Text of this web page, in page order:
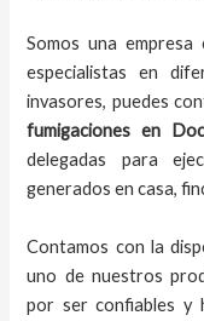
Somos una
especialistas en
invasores, puedes
fumigaciones en
delegadas para
generados en casa,
Contamos con la
uno de nuestros
por ser confiables y